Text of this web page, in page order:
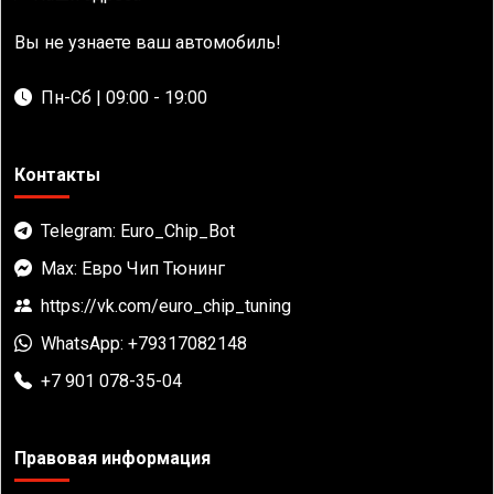
Вы не узнаете ваш автомобиль!
Пн-Сб | 09:00 - 19:00
Контакты
Telegram: Euro_Chip_Bot
Max: Евро Чип Тюнинг
https://vk.com/euro_chip_tuning
WhatsApp: +79317082148
+7 901 078-35-04
Правовая информация